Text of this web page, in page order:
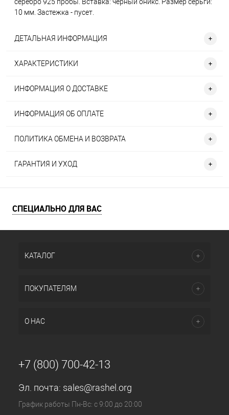
10 мм. Застежка - пусет.
ДЕТАЛЬНАЯ ИНФОРМАЦИЯ
ХАРАКТЕРИСТИКИ
ИНФОРМАЦИЯ О ДОСТАВКЕ
ИНФОРМАЦИЯ ОБ ОПЛАТЕ
ПОЛИТИКА ОБМЕНА И ВОЗВРАТА
ГАРАНТИЯ И УХОД
СПЕЦИАЛЬНО ДЛЯ ВАС
КАТАЛОГ
ПОКУПАТЕЛЯМ
О НАС
+7 (800) 700-42-13
Эл. почта: sales@rashel.org
График работы Пн-Вс: с 9:00 до 20:00